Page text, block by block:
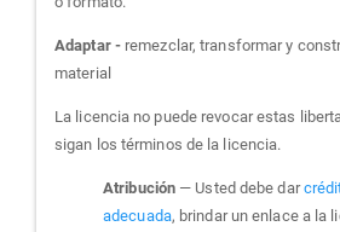
Adaptar -remezclar, transformar y
material
La licencia no puede revocar estas
sigan los términos de la licencia.
Atribución — Usted debe dar
adecuada, brindar un enlace a la